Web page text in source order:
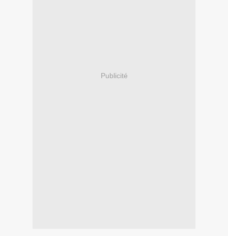
Publicité